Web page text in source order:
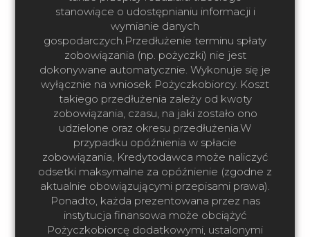
stanowiące o udostępnianiu informacji i
wymianie danych
gospodarczych.Przedłużenie terminu spłaty
zobowiązania (np. pożyczki) nie jest
dokonywane automatycznie. Wykonuje się je
wyłącznie na wniosek Pożyczkobiorcy. Koszt
takiego przedłużenia zależy od kwoty
zobowiązania, czasu, na jaki zostało ono
udzielone oraz okresu przedłużenia.W
przypadku opóźnienia w spłacie
zobowiązania, Kredytodawca może naliczyć
odsetki maksymalne za opóźnienie (zgodne z
aktualnie obowiązującymi przepisami prawa).
Ponadto, każda prezentowana przez nas
instytucja finansowa może obciążyć
Pożyczkobiorcę dodatkowymi, ustalonymi